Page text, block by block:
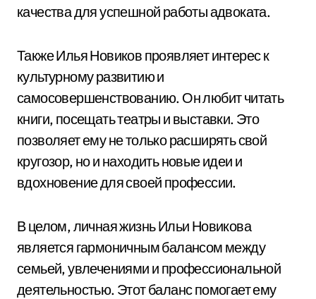
качества для успешной работы адвоката.
Также Илья Новиков проявляет интерес к
культурному развитию и
самосовершенствованию. Он любит читать
книги, посещать театры и выставки. Это
позволяет ему не только расширять свой
кругозор, но и находить новые идеи и
вдохновение для своей профессии.
В целом, личная жизнь Ильи Новикова
является гармоничным балансом между
семьей, увлечениями и профессиональной
деятельностью. Этот баланс помогает ему